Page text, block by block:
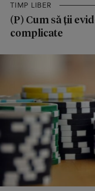
TIMP LIBER
(P) Cum să ții
complicate